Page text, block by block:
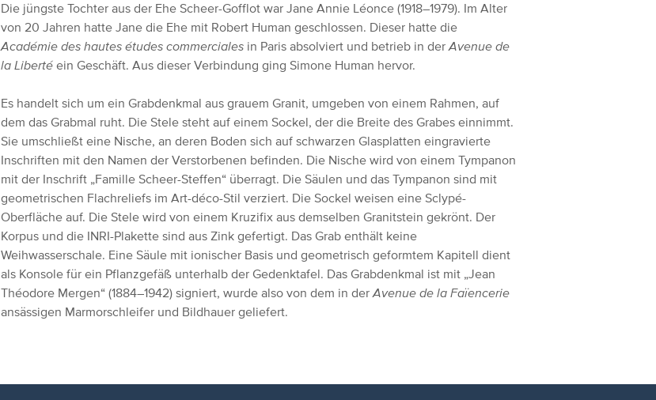
Die jüngste Tochter aus der Ehe Scheer-Gofflot war Jane Annie Léonce (1918–1979). Im Alter
von 20 Jahren hatte Jane die Ehe mit Robert Human geschlossen. Dieser hatte die
Académie des hautes études commerciales in Paris absolviert und betrieb in derAvenue de
la Liberté ein Geschäft. Aus dieser Verbindung ging Simone Human hervor.
Es handelt sich um ein Grabdenkmal aus grauem Granit, umgeben von einem Rahmen, auf
dem das Grabmal ruht. Die Stele steht auf einem Sockel, der die Breite des Grabes einnimmt.
Sie umschließt eine Nische, an deren Boden sich auf schwarzen Glasplatten eingravierte
Inschriften mit den Namen der Verstorbenen befinden. Die Nische wird von einem Tympanon
mit der Inschrift „Famille Scheer-Steffen“ überragt. Die Säulen und das Tympanon sind mit
geometrischen Flachreliefs im Art-déco-Stil verziert. Die Sockel weisen eine Sclypé-
Oberfläche auf. Die Stele wird von einem Kruzifix aus demselben Granitstein gekrönt. Der
Korpus und die INRI-Plakette sind aus Zink gefertigt. Das Grab enthält keine
Weihwasserschale. Eine Säule mit ionischer Basis und geometrisch geformtem Kapitell dient
als Konsole für ein Pflanzgefäß unterhalb der Gedenktafel. Das Grabdenkmal ist mit „Jean
Théodore Mergen“ (1884–1942) signiert, wurde also von dem in derAvenue de la Faïencerie
ansässigen Marmorschleifer und Bildhauer geliefert.